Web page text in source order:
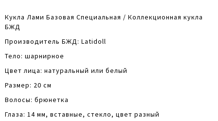
Кукла Лами Базовая Специальная / Коллекционная кукла
БЖД
Производитель БЖД: Latidoll
Тело: шарнирное
Цвет лица: натуральный или белый
Размер: 20 см
Волосы: брюнетка
Глаза: 14 мм, вставные, стекло, цвет разный